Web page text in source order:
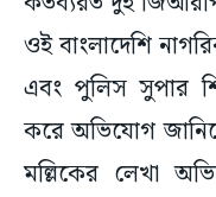
ওই বাংলাদেশি
এবং পুলিস সুপার
করে অভিযোগ
মল্লিকের লেখা